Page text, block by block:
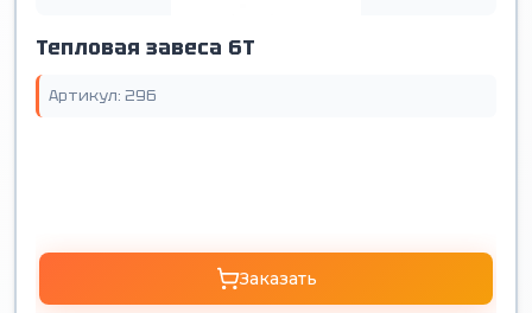
Тепловая завеса 6T
Артикул: 296
Заказать